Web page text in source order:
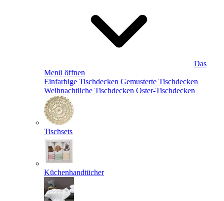
Das
Menü öffnen
Einfarbige Tischdecken Gemusterte Tischdecken
Weihnachtliche Tischdecken Oster-Tischdecken
Tischsets
Küchenhandtücher